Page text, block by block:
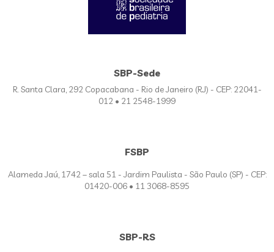
SBP-Sede
R. Santa Clara, 292 Copacabana - Rio de Janeiro (RJ) - CEP: 22041-
012 • 21 2548-1999
FSBP
Alameda Jaú, 1742 – sala 51 - Jardim Paulista - São Paulo (SP) - CEP:
01420-006 • 11 3068-8595
SBP-RS